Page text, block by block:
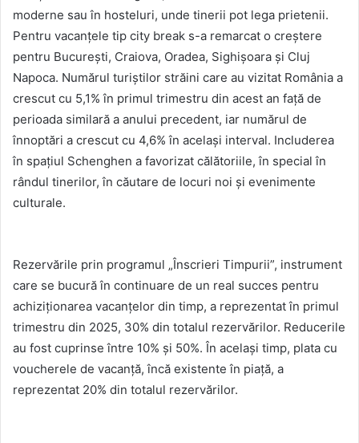
moderne sau în hosteluri, unde tinerii pot lega prietenii.
Pentru vacanțele tip city break s-a remarcat o creștere
pentru București, Craiova, Oradea, Sighișoara și Cluj
Napoca. Numărul turiștilor străini care au vizitat România a
crescut cu 5,1% în primul trimestru din acest an față de
perioada similară a anului precedent, iar numărul de
înnoptări a crescut cu 4,6% în același interval. Includerea
în spațiul Schenghen a favorizat călătoriile, în special în
rândul tinerilor, în căutare de locuri noi și evenimente
culturale.
Rezervările prin programul „Înscrieri Timpurii”, instrument
care se bucură în continuare de un real succes pentru
achiziționarea vacanțelor din timp, a reprezentat în primul
trimestru din 2025, 30% din totalul rezervărilor. Reducerile
au fost cuprinse între 10% și 50%. În același timp, plata cu
voucherele de vacanță, încă existente în piață, a
reprezentat 20% din totalul rezervărilor.